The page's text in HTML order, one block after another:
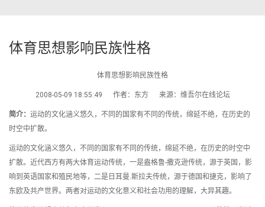
体育思想影响民族性格
体育思想影响民族性格
2008-05-09 18:55:49 作者：东方 来源：维吾尔在线论坛
简介： 运动的文化涵义悠久，不同的国家有不同的传统，绵延不绝，在历史的
时空中扩散。
运动的文化涵义悠久，不同的国家有不同的传统，绵延不绝，在历史的时空中
扩散。近代西方有两大体育运动传统，一是盎格鲁-撒克逊传统，源于英国，影
响到英语国家和殖民地等，二是日耳曼.斯拉夫传统，源于德国和捷克，影响了
东欧及共产世界。两者对运动的文化意义和社会功用的理解，大异其趣。